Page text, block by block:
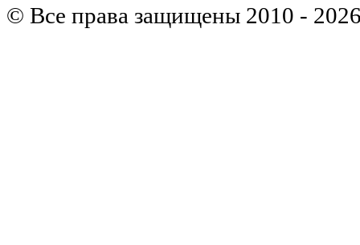
© Все права защищены 2010 -